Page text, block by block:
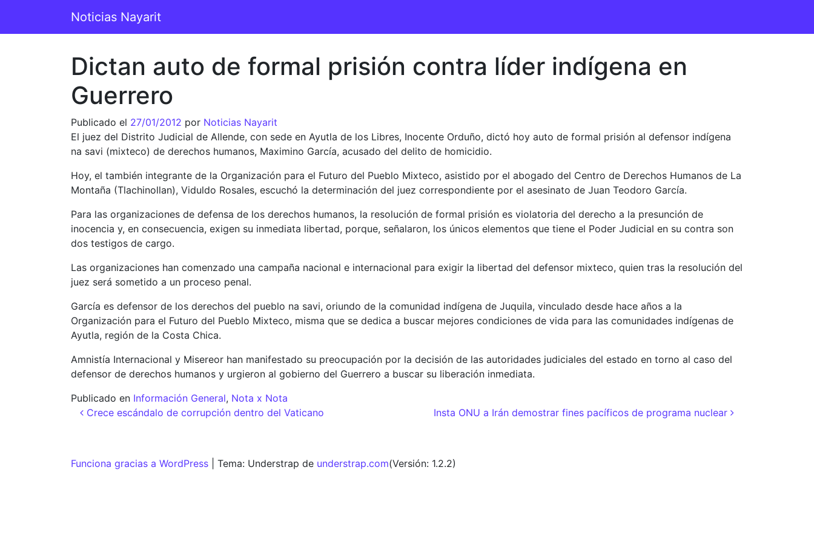
Navegación principal
Noticias Nayarit
Dictan auto de formal prisión contra líder indígena en
Guerrero
Publicado el 27/01/2012 por Noticias Nayarit
El juez del Distrito Judicial de Allende, con sede en Ayutla de los Libres, Inocente Orduño, dictó hoy auto de formal prisión al defensor indígena
na savi (mixteco) de derechos humanos, Maximino García, acusado del delito de homicidio.
Hoy, el también integrante de la Organización para el Futuro del Pueblo Mixteco, asistido por el abogado del Centro de Derechos Humanos de La
Montaña (Tlachinollan), Viduldo Rosales, escuchó la determinación del juez correspondiente por el asesinato de Juan Teodoro García.
Para las organizaciones de defensa de los derechos humanos, la resolución de formal prisión es violatoria del derecho a la presunción de
inocencia y, en consecuencia, exigen su inmediata libertad, porque, señalaron, los únicos elementos que tiene el Poder Judicial en su contra son
dos testigos de cargo.
Las organizaciones han comenzado una campaña nacional e internacional para exigir la libertad del defensor mixteco, quien tras la resolución del
juez será sometido a un proceso penal.
García es defensor de los derechos del pueblo na savi, oriundo de la comunidad indígena de Juquila, vinculado desde hace años a la
Organización para el Futuro del Pueblo Mixteco, misma que se dedica a buscar mejores condiciones de vida para las comunidades indígenas de
Ayutla, región de la Costa Chica.
Amnistía Internacional y Misereor han manifestado su preocupación por la decisión de las autoridades judiciales del estado en torno al caso del
defensor de derechos humanos y urgieron al gobierno del Guerrero a buscar su liberación inmediata.
Publicado en Información General, Nota x Nota
Navegación de entradas
Crece escándalo de corrupción dentro del Vaticano Insta ONU a Irán demostrar fines pacíficos de programa nuclear
Funciona gracias a WordPress Tema: Understrap de understrap.com(Versión: 1.2.2)